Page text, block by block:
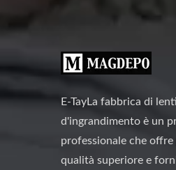
E-TayLa fabbrica di lenti
d'ingrandimento è un
professionale che
qualità superiore e